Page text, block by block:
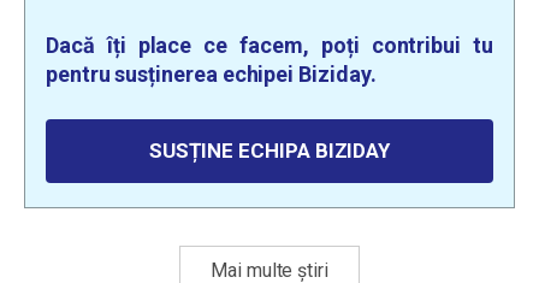
Dacă îți place ce facem, poți contribui tu
pentru susținerea echipei Biziday.
SUSȚINE ECHIPA BIZIDAY
Mai multe știri